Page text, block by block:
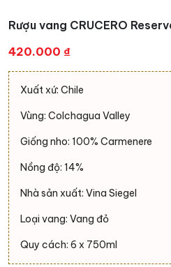
Rượu vang CRUCERO
420.000 ₫
Xuất xứ: Chile
Vùng: Colchagua Valley
Giống nho: 100% Carmenere
Nồng độ: 14%
Nhà sản xuất: Vina Siegel
Loại vang: Vang đỏ
Quy cách: 6 x 750ml